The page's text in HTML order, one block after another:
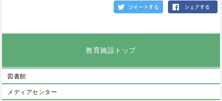
教育施設トップ
図書館
メディアセンター